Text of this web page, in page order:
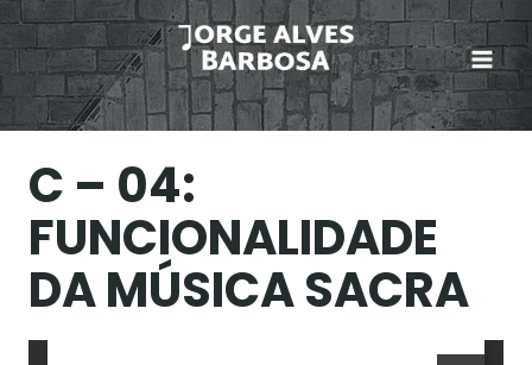
Skip
to
content
C – 04:
FUNCIONALIDADE
DA MÚSICA SACRA